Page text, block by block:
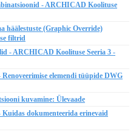
- ARCHICAD Koolituse
häälestuste (Graphic Override)
filtrid
- ARCHICAD Koolituse Seeria 3 -
elemendi tüüpide DWG
kuvamine: Ülevaade
dokumenteerida erinevaid